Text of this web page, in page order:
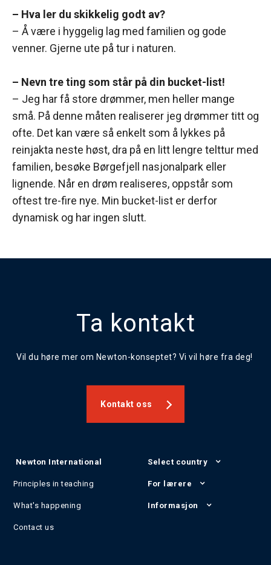
– Hva ler du skikkelig godt av?
– Å være i hyggelig lag med familien og gode
venner. Gjerne ute på tur i naturen.
– Nevn tre ting som står på din bucket-list!
– Jeg har få store drømmer, men heller mange
små. På denne måten realiserer jeg drømmer titt og
ofte. Det kan være så enkelt som å lykkes på
reinjakta neste høst, dra på en litt lengre telttur med
familien, besøke Børgefjell nasjonalpark eller
lignende. Når en drøm realiseres, oppstår som
oftest tre-fire nye. Min bucket-list er derfor
dynamisk og har ingen slutt.
Ta kontakt
Vil du høre mer om Newton-konseptet? Vi vil høre fra deg!
Kontakt oss
Newton International
Principles in teaching
What's happening
Contact us
Select country
For lærere
Informasjon